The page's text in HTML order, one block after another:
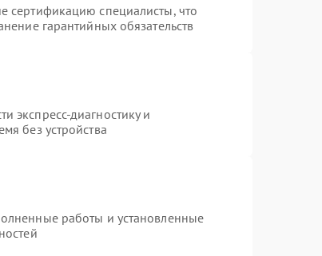
сертификацию специалисты, что
гарантийных обязательств
экспресс-диагностику и
без устройства
работы и установленные